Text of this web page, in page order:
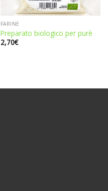
FARINE
Preparato biologico per purè
2,70€